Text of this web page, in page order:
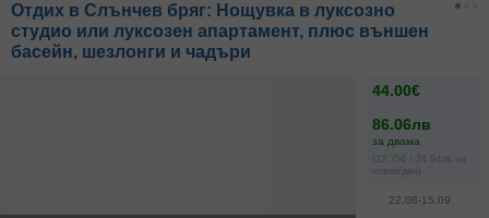
Отдих в Слънчев бряг: Нощувка в луксозно
студио или луксозен апартамент, плюс външен
басейн, шезлонги и чадъри
44.00€
86.06лв
за двама
(12.75€ / 24.94лв на
човек/ден)
22.08-15.09